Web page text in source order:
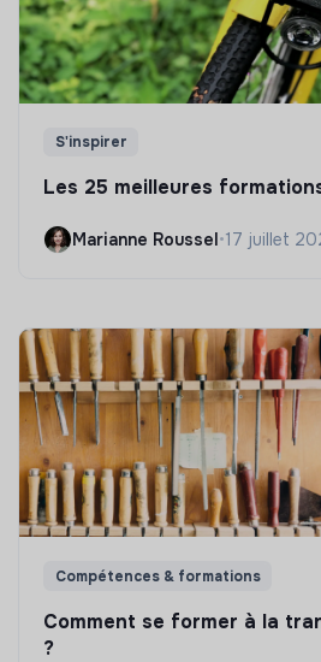
S'inspirer
Les 25 meilleures
Marianne Roussel•17 juillet
Compétences & formations
Comment se former à la
?